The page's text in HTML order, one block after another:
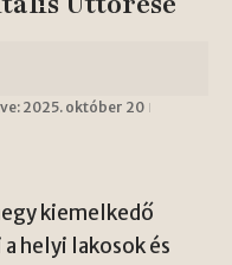
2025. október 20
kiemelkedő
helyi lakosok és